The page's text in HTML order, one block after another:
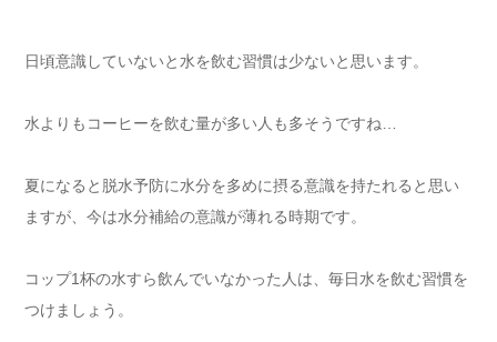
日頃意識していないと水を飲む習慣は少ないと思います。
水よりもコーヒーを飲む量が多い人も多そうですね…
夏になると脱水予防に水分を多めに摂る意識を持たれると思い
ますが、今は水分補給の意識が薄れる時期です。
コップ1杯の水すら飲んでいなかった人は、毎日水を飲む習慣を
つけましょう。